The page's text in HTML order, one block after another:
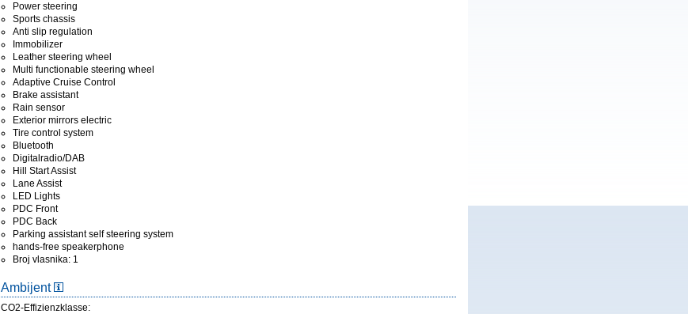
Power steering
Sports chassis
Anti slip regulation
Immobilizer
Leather steering wheel
Multi functionable steering wheel
Adaptive Cruise Control
Brake assistant
Rain sensor
Exterior mirrors electric
Tire control system
Bluetooth
Digitalradio/DAB
Hill Start Assist
Lane Assist
LED Lights
PDC Front
PDC Back
Parking assistant self steering system
hands-free speakerphone
Broj vlasnika: 1
Ambijent
CO2-Effizienzklasse: